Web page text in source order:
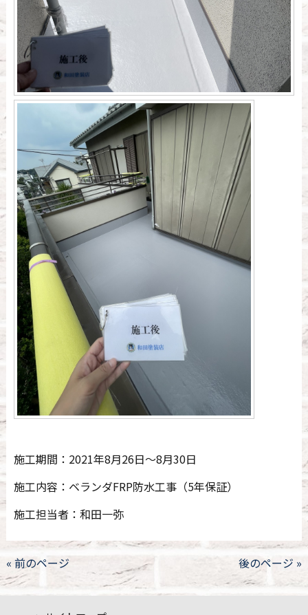
施工期間：2021年8月26日～8月30日
施工内容：ベランダFRP防水工事（5年保証）
施工担当者：和田一弥
« 前のページ 後のページ »